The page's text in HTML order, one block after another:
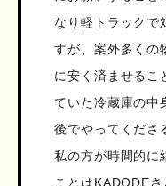
なり軽トラックで
すが、案外多くの
に安く済ませるこ
ていた冷蔵庫の中
後でやってくださ
私の方が時間的に
ことはKADODE